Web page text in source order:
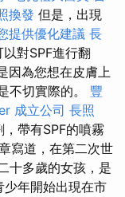
換發 但是，出現
提供優化建議 長
對SPF進行翻
因為您想在皮膚上
不切實際的。 豐
成立公司 長照
帶有SPF的噴霧
寫道，在第二次世
十多歲的女孩，是
年開始出現在市